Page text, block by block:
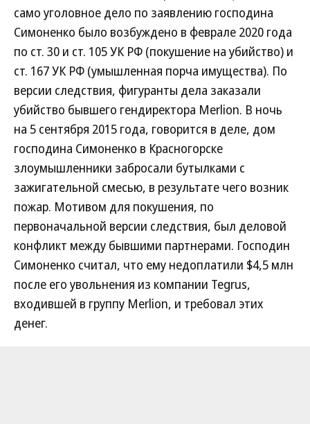
само уголовное дело по заявлению господина
Симоненко было возбуждено в феврале 2020 года
по ст. 30 и ст. 105 УК РФ (покушение на убийство) и
ст. 167 УК РФ (умышленная порча имущества). По
версии следствия, фигуранты дела заказали
убийство бывшего гендиректора Merlion. В ночь
на 5 сентября 2015 года, говорится в деле, дом
господина Симоненко в Красногорске
злоумышленники забросали бутылками с
зажигательной смесью, в результате чего возник
пожар. Мотивом для покушения, по
первоначальной версии следствия, был деловой
конфликт между бывшими партнерами. Господин
Симоненко считал, что ему недоплатили $4,5 млн
после его увольнения из компании Tegrus,
входившей в группу Merlion, и требовал этих
денег.